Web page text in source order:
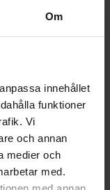
Om
innehållet
funktioner
Vi
och annan
medier och
med.
Servetter
:29,00 kr
29,00 kr
KÖP